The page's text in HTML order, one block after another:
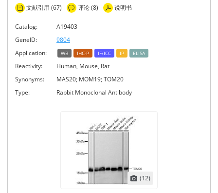
文献引用 (67) 评论 (8) 说明书
Catalog:
A19403
GeneID:
9804
Application:
WB IHC-P IF/ICC IP ELISA
Reactivity:
Human, Mouse, Rat
Synonyms:
MAS20; MOM19; TOM20
Type:
Rabbit Monoclonal Antibody
(12)